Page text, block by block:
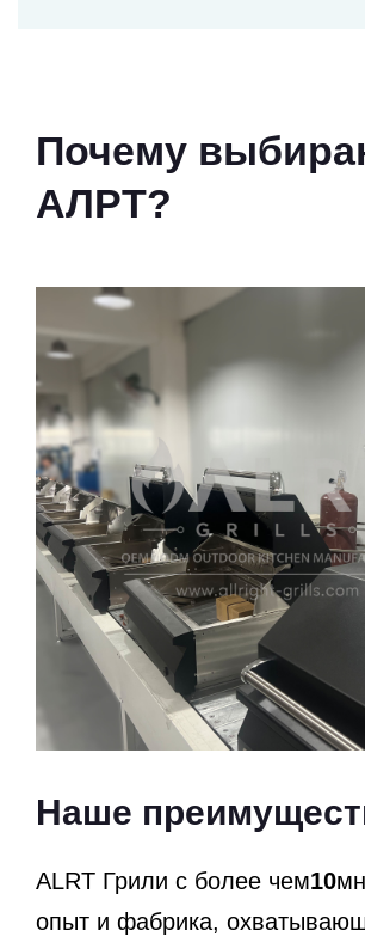
Почему
АЛРТ?
Наше
ALRT Грили с более чем10
опыт и фабрика,